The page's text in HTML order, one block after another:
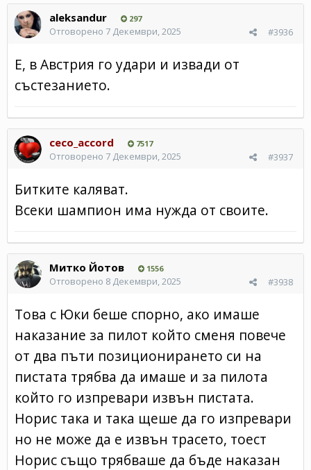
aleksandur 297
#3936
Отговорено 7 Декември, 2025
Е, в Австрия го удари и извади от
състезанието.
ceco_accord 7517
#3937
Отговорено 7 Декември, 2025
Битките каляват.
Всеки шампион има нужда от своите.
Митко Йотов 1556
#3938
Отговорено 8 Декември, 2025
Това с Юки беше спорно, ако имаше
наказание за пилот който сменя повече
от два пъти позиционирането си на
пистата трябва да имаше и за пилота
който го изпревари извън пистата.
Норис така и така щеше да го изпревари
но не може да е извън трасето, тоест
Норис също трябваше да бъде наказан